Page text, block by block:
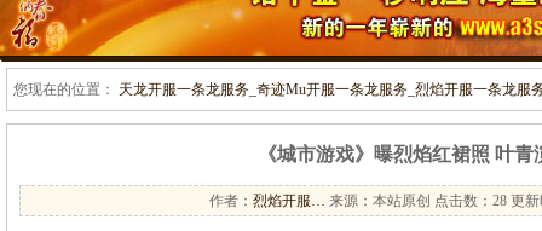
您现在的位置： 天龙开服一条龙服务_奇迹Mu开服一条龙服务_烈焰开服一条龙服
《城市游戏》曝烈焰红裙照 叶青
作者： 烈焰开服… 来源：本站原创 点击数： 28 更新